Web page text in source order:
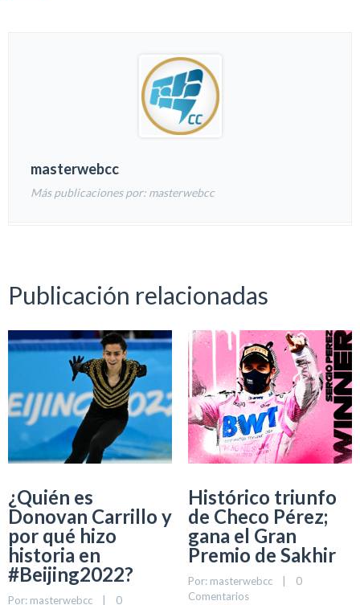
masterwebcc
Más publicaciones por: masterwebcc
Publicación relacionadas
¿Quién es
Donovan Carrillo y
por qué hizo
historia en
#Beijing2022?
Por: masterwebcc 0
Histórico triunfo
de Checo Pérez;
gana el Gran
Premio de Sakhir
Por: masterwebcc
0
Comentarios